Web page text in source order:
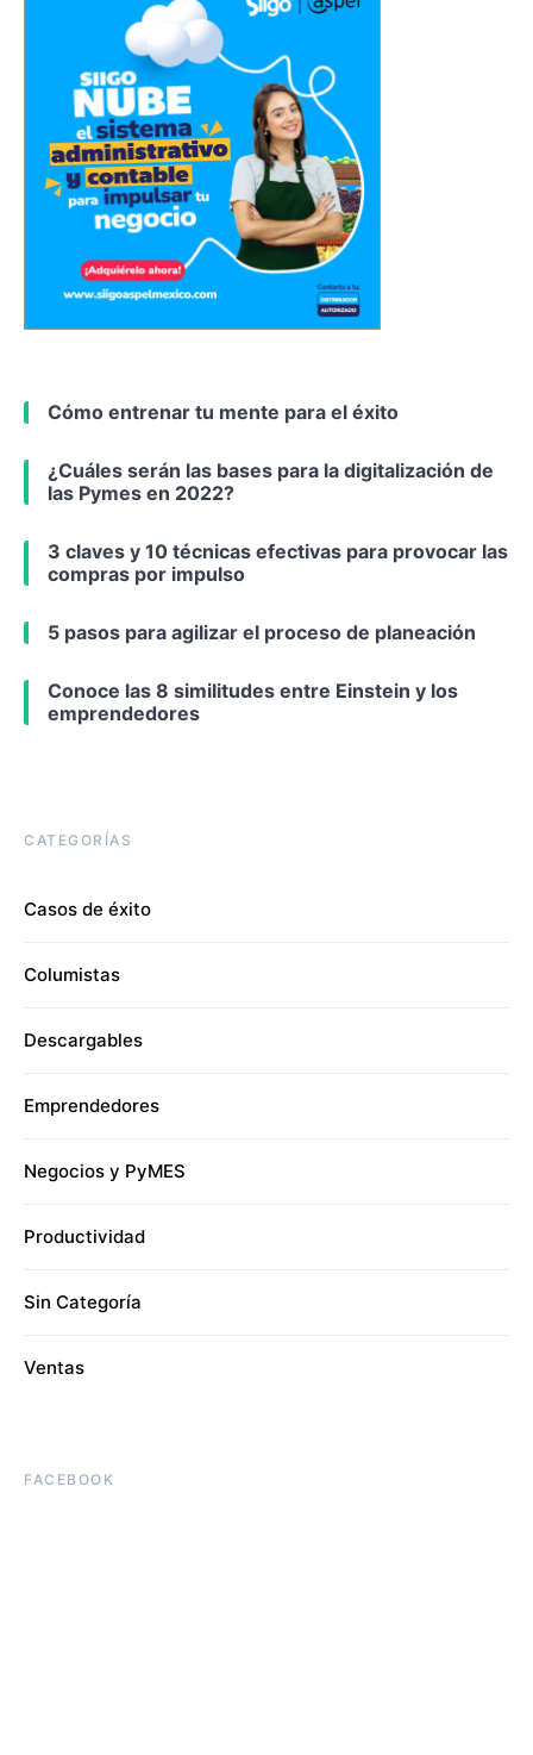
Cómo entrenar tu mente para el éxito
¿Cuáles serán las bases para la digitalización de
las Pymes en 2022?
3 claves y 10 técnicas efectivas para provocar las
compras por impulso
5 pasos para agilizar el proceso de planeación
Conoce las 8 similitudes entre Einstein y los
emprendedores
CATEGORÍAS
Casos de éxito
Columistas
Descargables
Emprendedores
Negocios y PyMES
Productividad
Sin Categoría
Ventas
FACEBOOK